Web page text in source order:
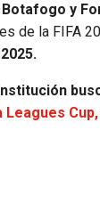
y
de la FIFA
Cup,